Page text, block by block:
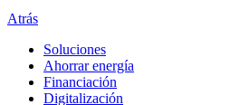
Atrás
Soluciones
Ahorrar energía
Financiación
Digitalización